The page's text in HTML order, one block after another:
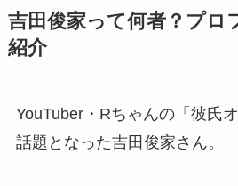
吉田俊家って何者？プロ
紹介
YouTuber・Rちゃんの「彼氏
話題となった吉田俊家さん。